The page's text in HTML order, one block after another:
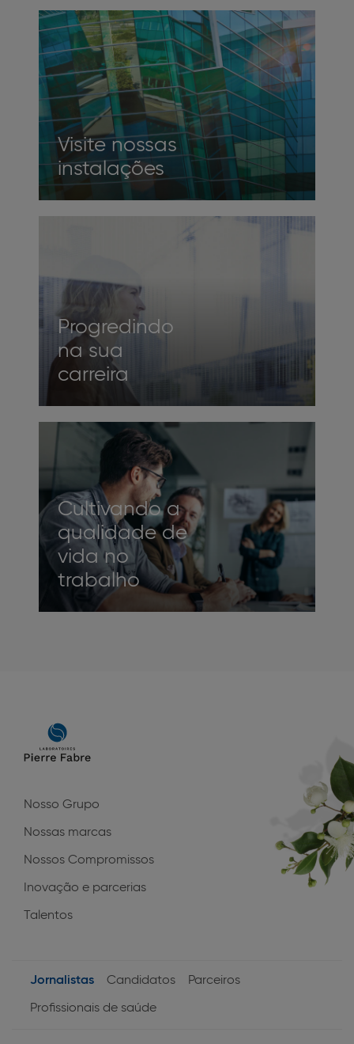
Visite nossas
instalações​
Progredindo
na sua
carreira​
Cultivando a
qualidade de
vida no
trabalho​
Main
navigation
Nosso Grupo
Nossas marcas
Nossos Compromissos
Inovação e parcerias
Talentos
User
Jornalistas Candidatos Parceiros
Profissionais de saúde